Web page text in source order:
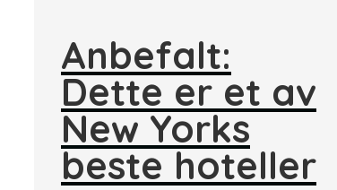
Anbefalt:
Dette er et av
New Yorks
beste hoteller